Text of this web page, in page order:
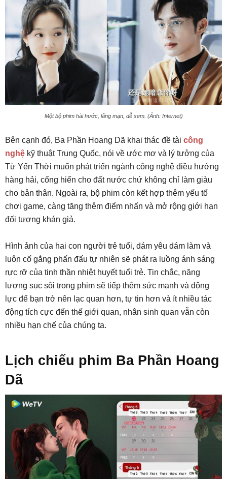
Một bộ phim hài hước, lãng mạn, dễ xem. (Ảnh: Internet)
Bên cạnh đó, Ba Phần Hoang Dã khai thác đề tài công
nghệ kỹ thuật Trung Quốc, nói về ước mơ và lý tưởng của
Từ Yến Thời muốn phát triển ngành công nghệ điều hướng
hàng hải, cống hiến cho đất nước chứ không chỉ làm giàu
cho bản thân. Ngoài ra, bộ phim còn kết hợp thêm yếu tố
chơi game, càng tăng thêm điểm nhấn và mở rộng giới hạn
đối tượng khán giả.
Hình ảnh của hai con người trẻ tuổi, dám yêu dám làm và
luôn cố gắng phấn đấu tự nhiên sẽ phát ra luồng ánh sáng
rực rỡ của tinh thần nhiệt huyết tuổi trẻ. Tin chắc, năng
lượng sục sôi trong phim sẽ tiếp thêm sức mạnh và động
lực để bạn trở nên lạc quan hơn, tự tin hơn và ít nhiều tác
động tích cực đến thế giới quan, nhân sinh quan vẫn còn
nhiều hạn chế của chúng ta.
Lịch chiếu phim Ba Phần Hoang
Dã